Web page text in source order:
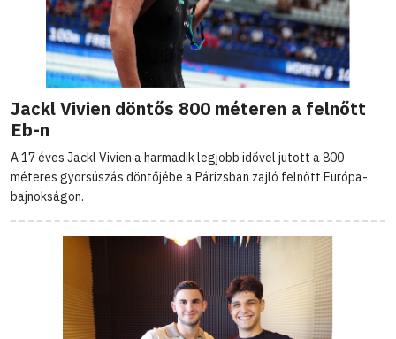
Jackl Vivien döntős 800 méteren a felnőtt
Eb-n
A 17 éves Jackl Vivien a harmadik legjobb idővel jutott a 800
méteres gyorsúszás döntőjébe a Párizsban zajló felnőtt Európa-
bajnokságon.